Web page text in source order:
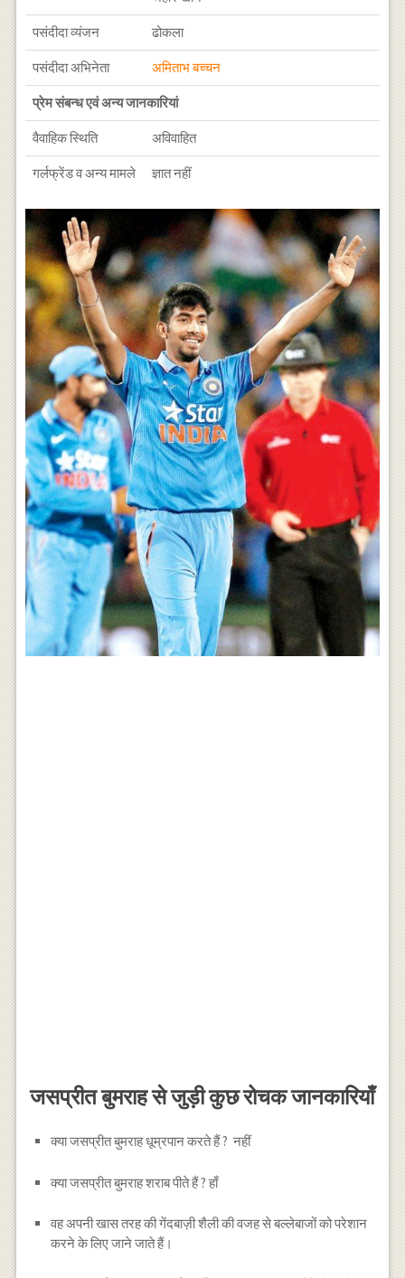
पसंदीदा व्यंजन ढोकला
पसंदीदा अभिनेता अमिताभ बच्चन
प्रेम संबन्ध एवं अन्य जानकारियां
वैवाहिक स्थिति अविवाहित
गर्लफ्रेंड व अन्य मामले ज्ञात नहीं
जसप्रीत बुमराह से जुड़ी कुछ रोचक जानकारियाँ
क्या जसप्रीत बुमराह धूम्रपान करते हैं ? नहीं
क्या जसप्रीत बुमराह शराब पीते हैं ? हाँ
वह अपनी खास तरह की गेंदबाज़ी शैली की वजह से बल्लेबाजों को परेशान
करने के लिए जाने जाते हैं।